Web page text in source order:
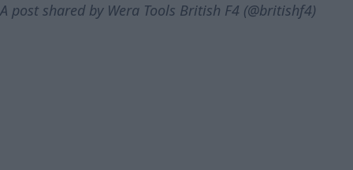
A post shared by Wera Tools British F4 (@britishf4)